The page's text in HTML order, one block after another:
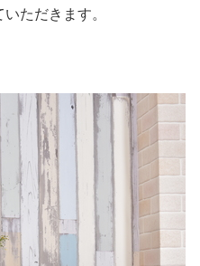
ただきます。